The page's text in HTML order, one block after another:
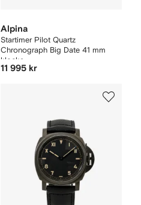
Alpina
Startimer Pilot Quartz
Chronograph Big Date 41 mm
klocka
11 995 kr